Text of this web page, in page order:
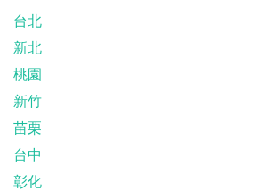
台北
新北
桃園
新竹
苗栗
台中
彰化